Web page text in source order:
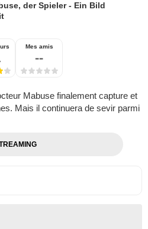
der Spieler - Ein Bild
Mes amis
--
Mabuse finalement capture et
Mais il continuera de sevir parmi